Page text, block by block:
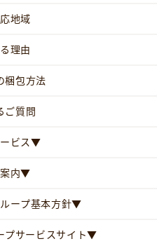
地域
理由
梱包方法
ご質問
ビス▼
内▼
ープ基本方針▼
プサービスサイト▼